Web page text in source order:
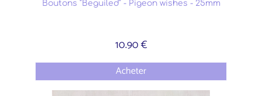
Boutons "Beguiled" - Pigeon wishes - 25mm
10.90 €
Acheter